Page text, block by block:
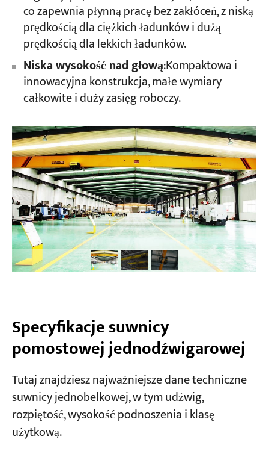
co zapewnia płynną pracę bez zakłóceń, z niską
prędkością dla ciężkich ładunków i dużą
prędkością dla lekkich ładunków.
Niska wysokość nad głową:Kompaktowa i
innowacyjna konstrukcja, małe wymiary
całkowite i duży zasięg roboczy.
Specyfikacje suwnicy
pomostowej jednodźwigarowej
Tutaj znajdziesz najważniejsze dane techniczne
suwnicy jednobelkowej, w tym udźwig,
rozpiętość, wysokość podnoszenia i klasę
użytkową.